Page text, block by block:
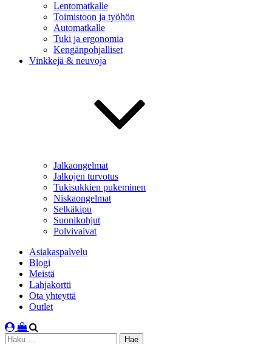
Lentomatkalle
Toimistoon ja työhön
Automatkalle
Tuki ja ergonomia
Kengänpohjalliset
Vinkkejä & neuvoja
Jalkaongelmat
Jalkojen turvotus
Tukisukkien pukeminen
Niskaongelmat
Selkäkipu
Suonikohjut
Polvivaivat
Asiakaspalvelu
Blogi
Meistä
Lahjakortti
Ota yhteyttä
Outlet
Haku: